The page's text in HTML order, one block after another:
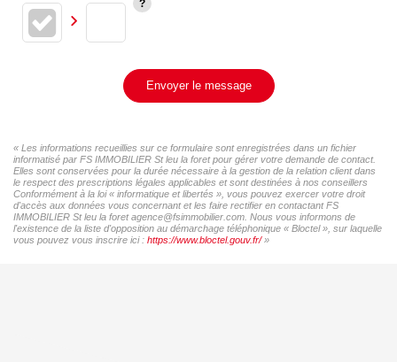
Envoyer le message
« Les informations recueillies sur ce formulaire sont enregistrées dans un fichier
informatisé par FS IMMOBILIER St leu la foret pour gérer votre demande de contact.
Elles sont conservées pour la durée nécessaire à la gestion de la relation client dans
le respect des prescriptions légales applicables et sont destinées à nos conseillers
Conformément à la loi « informatique et libertés », vous pouvez exercer votre droit
d'accès aux données vous concernant et les faire rectifier en contactant FS
IMMOBILIER St leu la foret agence@fsimmobilier.com. Nous vous informons de
l'existence de la liste d'opposition au démarchage téléphonique « Bloctel », sur laquelle
vous pouvez vous inscrire ici : https://www.bloctel.gouv.fr/»